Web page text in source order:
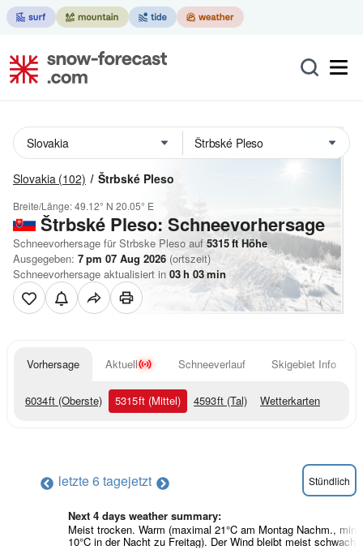
Slovakia (102) Štrbské Pleso
Breite/Länge:49.12° N 20.05° E
Štrbské Pleso: Schneevorhersage
Schneevorhersage für Strbske Pleso auf 5315ftHöhe
Ausgegeben: 7 pm 07 Aug 2026 (ortszeit)
Schneevorhersage aktualisiert in 03h 03min
Vorhersage Aktuell Schneeverlauf Skigebiet Info
6034ft (Oberste) 5315ft (Mittel) 4593ft (Tal) Wetterkarten
letzte 6 tagejetzt Stündlich
Next 4 days weather summary:
Meist trocken. Warm (maximal 21°C am Montag Nachm., min
10°C in der Nacht zu Freitag). Der Wind bleibt meist schwach..